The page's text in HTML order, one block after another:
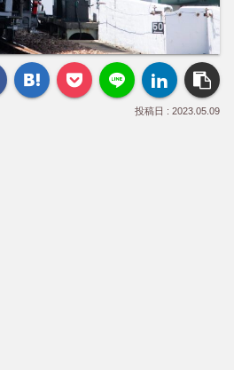
2023.05.09